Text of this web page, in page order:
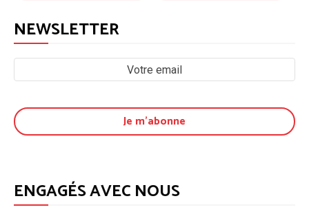
NEWSLETTER
ENGAGÉS AVEC NOUS